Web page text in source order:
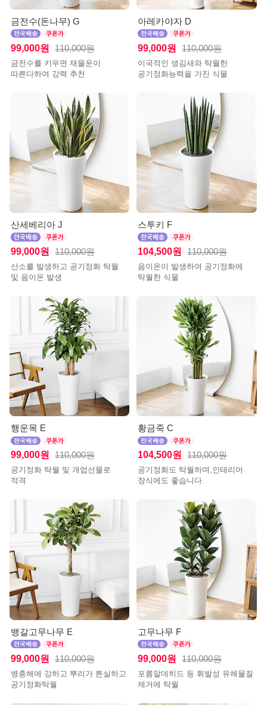
금전수(돈나무) G
99,000원 110,000원
금전수를 키우면 재물운이
따른다하여 강력 추천
아레카야자 D
99,000원 110,000원
이국적인 생김새와 탁월한
공기정화능력을 가진 식물
산세베리아 J
99,000원 110,000원
산소를 발생하고 공기정화 탁월
및 음이온 발생
스투키 F
104,500원 110,000원
음이온이 발생하여 공기정화에
탁월한 식물
행운목 E
99,000원 110,000원
공기정화 탁월 및 개업선물로
적격
황금죽 C
104,500원 110,000원
공기정화도 탁월하며,인테리어
장식에도 좋습니다.
뱅갈고무나무 E
99,000원 110,000원
병충해에 강하고 뿌리가 튼실하고
공기정화탁월
고무나무 F
99,000원 110,000원
포름알데히드 등 휘발성 유해물질
제거에 탁월